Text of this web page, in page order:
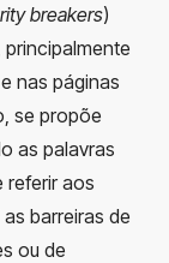
breakers)
nas páginas
se propõe
as palavras
referir aos
barreiras de
ou de